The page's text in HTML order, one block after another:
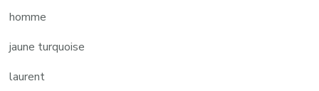
homme
jaune turquoise
laurent